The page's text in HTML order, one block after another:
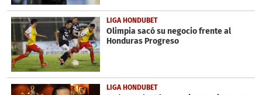
LIGA HONDUBET
Olimpia sacó su negocio frente al
Honduras Progreso
LIGA HONDUBET